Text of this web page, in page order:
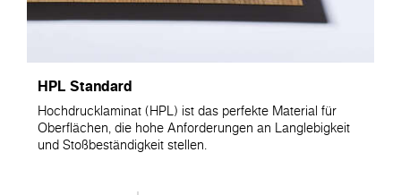
HPL Standard
Hochdrucklaminat (HPL) ist das perfekte Material für
Oberflächen, die hohe Anforderungen an Langlebigkeit
und Stoßbeständigkeit stellen.